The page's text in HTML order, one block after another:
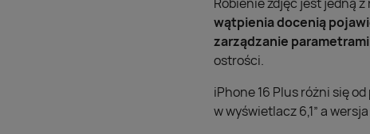
wątpienia docenią
zarządzanie
ostrości.
iPhone 16 Plus różni się
w wyświetlacz 6,1” a